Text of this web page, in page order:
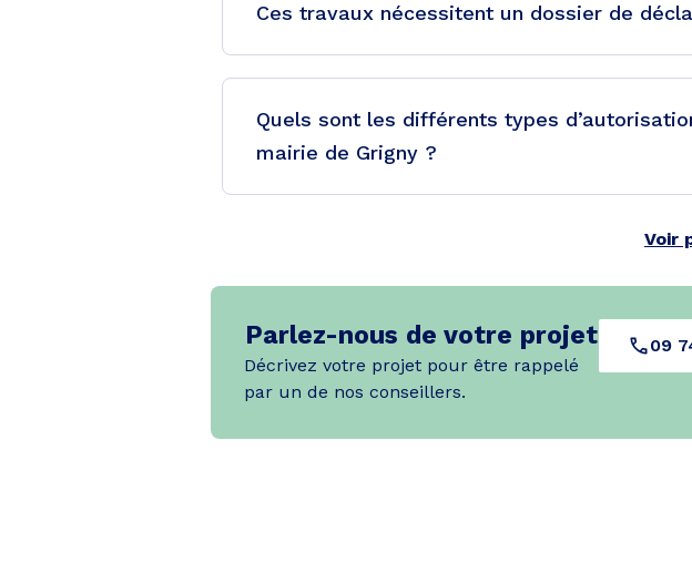
Ces travaux nécessitent un dossier de
Quels sont les différents types
mairie de Grigny ?
Voir
Parlez-nous de votre projet
Décrivez votre projet pour être rappelé
par un de nos conseillers.
09